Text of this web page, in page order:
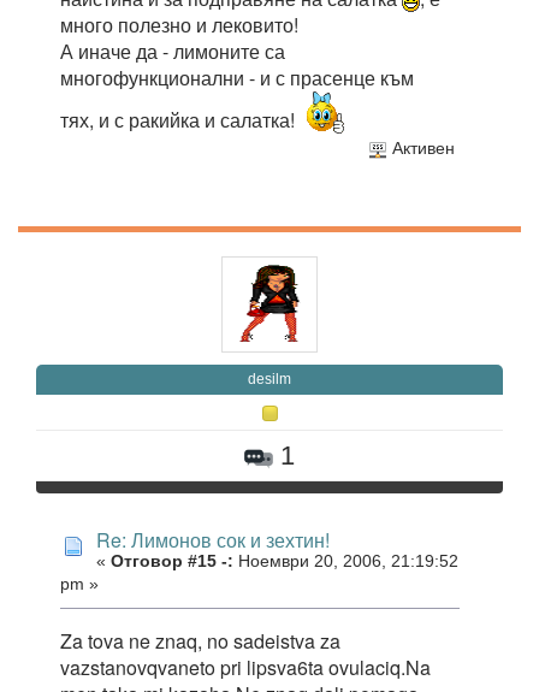
много полезно и лековито!
А иначе да - лимоните са
многофункционални - и с прасенце към
тях, и с ракийка и салатка!
Активен
desilm
1
Re: Лимонов сок и зехтин!
« Отговор #15 -: Ноември 20, 2006, 21:19:52
pm »
Za tova ne znaq, no sadeistva za
vazstanovqvaneto pri lipsva6ta ovulaciq.Na